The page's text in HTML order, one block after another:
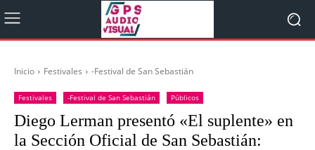
Inicio Festivales -Festival de San Sebastián
Festivales -Festival de San Sebastián Públicos
Diego Lerman presentó «El suplente» en
la Sección Oficial de San Sebastián: